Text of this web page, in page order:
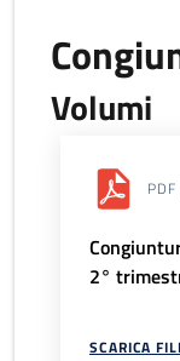
Volumi
PDF
2°
SCARICA